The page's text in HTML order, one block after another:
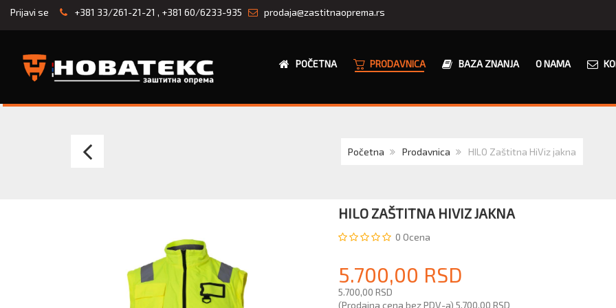
Prijavi se +381 33/261-21-21 , +381 60/6233-935 prodaja@zastitnaoprema.rs
POČETNA PRODAVNICA BAZA ZNANJA O NAMA
Početna Prodavnica HILO Zaštitna HiViz jakna
Irudek
vodootporni
HILO ZAŠTITNA HIVIZ JAKNA
0 Ocena
5.700,00 RSD
5.700,00 RSD
(Prodajna cena bez PDV-a) 5.700,00 RSD